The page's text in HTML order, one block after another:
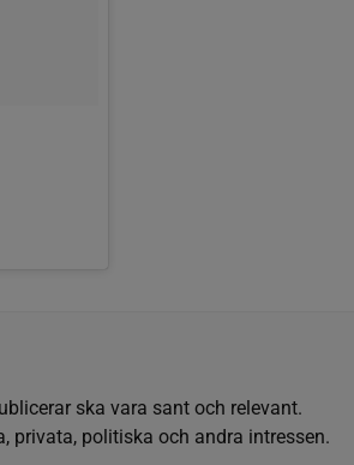
ska vara sant och relevant.
privata, politiska och andra intressen.